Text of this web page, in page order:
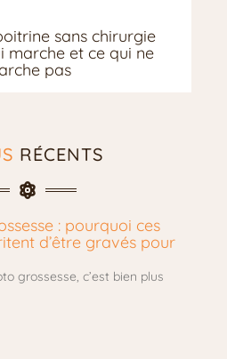
sans chirurgie
marche et ce qui ne
pas
RÉCENTS
: pourquoi ces
d’être gravés pour
grossesse, c’est bien plus